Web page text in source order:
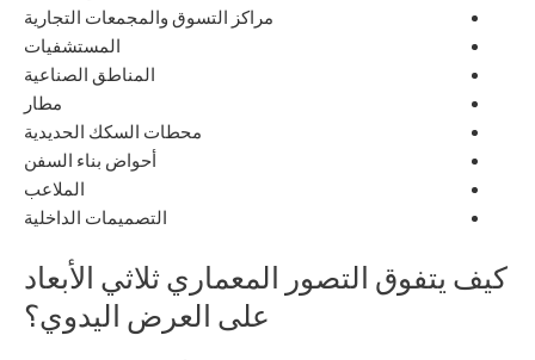
مراكز التسوق والمجمعات التجارية
المستشفيات
المناطق الصناعية
مطار
محطات السكك الحديدية
أحواض بناء السفن
الملاعب
التصميمات الداخلية
كيف يتفوق التصور المعماري ثلاثي الأبعاد
على العرض اليدوي؟